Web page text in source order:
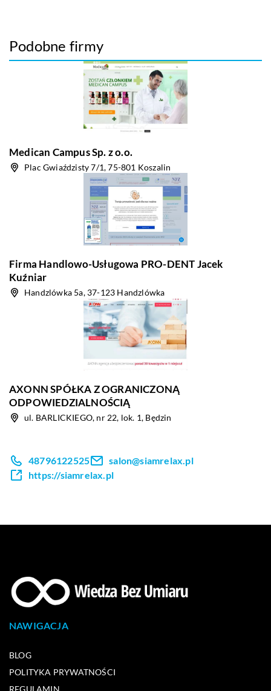
Podobne firmy
Medican Campus Sp. z o.o.
Plac Gwiaździsty 7/1, 75-801 Koszalin
Firma Handlowo-Usługowa PRO-DENT Jacek
Kuźniar
Handzlówka 5a, 37-123 Handzlówka
AXONN SPÓŁKA Z OGRANICZONĄ
ODPOWIEDZIALNOŚCIĄ
ul. BARLICKIEGO, nr 22, lok. 1, Będzin
48796122525
salon@siamrelax.pl
https://siamrelax.pl
NAWIGACJA
BLOG
POLITYKA PRYWATNOŚCI
REGULAMIN